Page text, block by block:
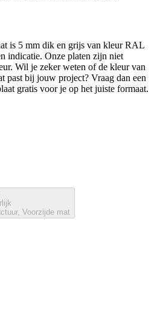
is 5 mm dik en grijs van kleur RAL
indicatie. Onze platen zijn niet
Wil je zeker weten of de kleur van
past bij jouw project? Vraag dan een
gratis voor je op het juiste formaat.
Voorzijde mat